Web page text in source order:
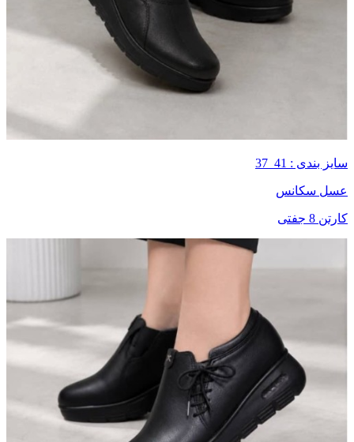
سایز بندی : 41_37
عسل سکانس
کارتن 8 جفتی